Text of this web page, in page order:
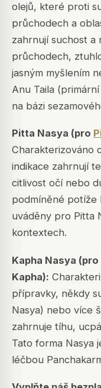
olejů, které proti
průchodech a
zahrnují suchost a
průchodech,
jasným myšlením
Anu Taila
na bázi
Pitta Nasya (pro
Charakterizováno
indikace zahrnují
citlivost očí nebo
podmíněné potíže
uváděny pro Pitta
kontextech.
Kapha Nasya (pro
Kapha):
přípravky, někdy
Nasya) nebo více
zahrnuje tíhu,
Tato forma Nasya
léčbou